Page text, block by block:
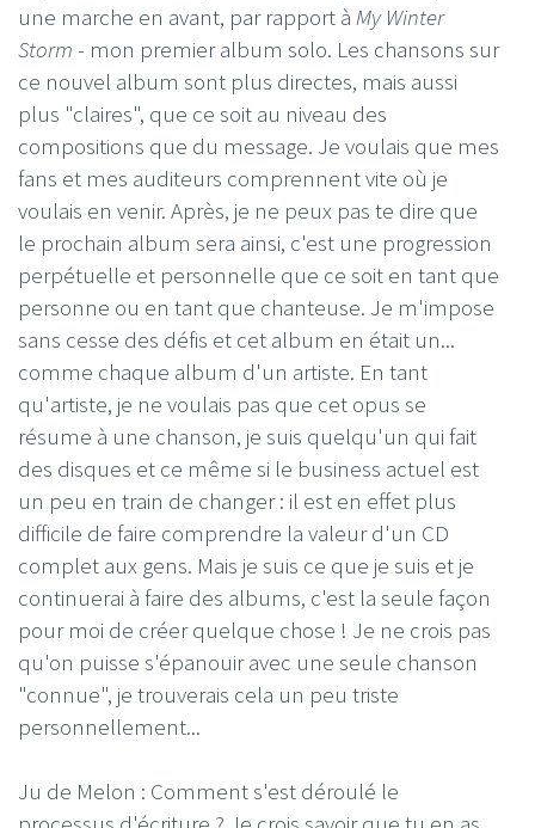
une marche en avant, par rapport à My Winter
Storm - mon premier album solo. Les chansons sur
ce nouvel album sont plus directes, mais aussi
plus "claires", que ce soit au niveau des
compositions que du message. Je voulais que mes
fans et mes auditeurs comprennent vite où je
voulais en venir. Après, je ne peux pas te dire que
le prochain album sera ainsi, c'est une progression
perpétuelle et personnelle que ce soit en tant que
personne ou en tant que chanteuse. Je m'impose
sans cesse des défis et cet album en était un...
comme chaque album d'un artiste. En tant
qu'artiste, je ne voulais pas que cet opus se
résume à une chanson, je suis quelqu'un qui fait
des disques et ce même si le business actuel est
un peu en train de changer : il est en effet plus
difficile de faire comprendre la valeur d'un CD
complet aux gens. Mais je suis ce que je suis et je
continuerai à faire des albums, c'est la seule façon
pour moi de créer quelque chose ! Je ne crois pas
qu'on puisse s'épanouir avec une seule chanson
"connue", je trouverais cela un peu triste
personnellement...
Ju de Melon : Comment s'est déroulé le